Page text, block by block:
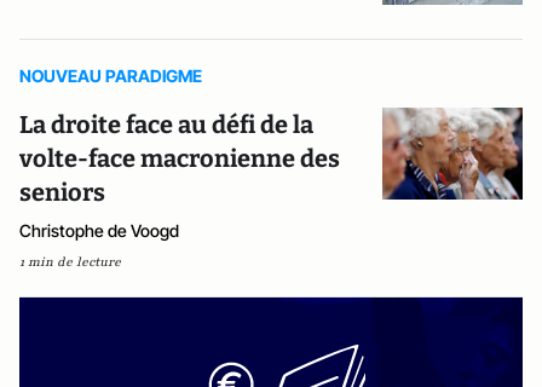
NOUVEAU PARADIGME
La droite face au défi de la
volte-face macronienne des
seniors
Christophe de Voogd
1 min de lecture